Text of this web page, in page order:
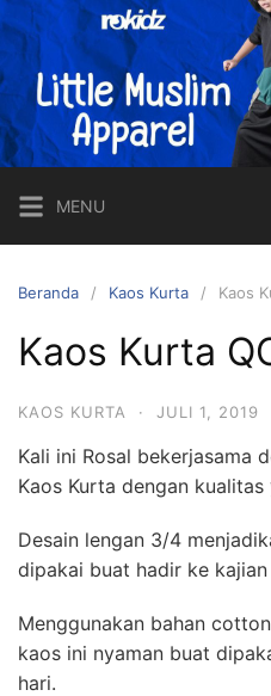
Langsung
ke
konten
Rosal
Rompi
Shalat
Pertama
MENU
Beranda Kaos Kurta Kaos
Kaos Kurta
KAOS KURTA · JULI 1, 2019
Kali ini Rosal bekerjasama
Kaos Kurta dengan kualitas
Desain lengan 3/4
dipakai buat hadir ke
Menggunakan bahan
kaos ini nyaman buat
hari.